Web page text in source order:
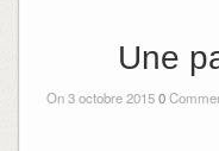
Une
On 3 octobre 20150